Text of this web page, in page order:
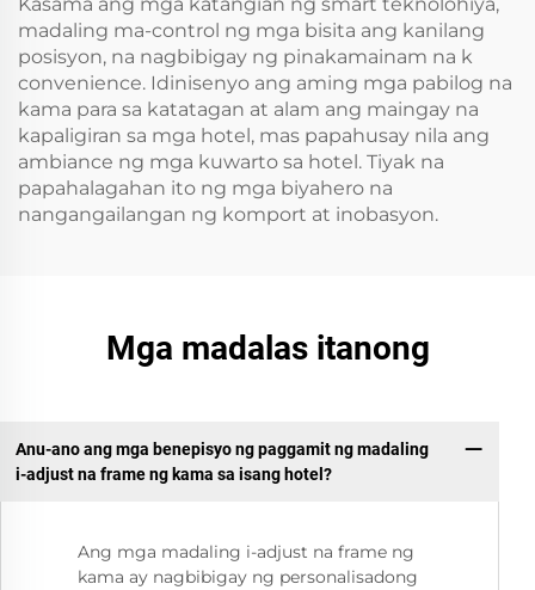
madaling ma-control ng mga bisita ang kanilang
posisyon, na nagbibigay ng pinakamainam na k
convenience. Idinisenyo ang aming mga pabilog na
kama para sa katatagan at alam ang maingay na
kapaligiran sa mga hotel, mas papahusay nila ang
ambiance ng mga kuwarto sa hotel. Tiyak na
papahalagahan ito ng mga biyahero na
nangangailangan ng komport at inobasyon.
Mga madalas itanong
Anu-ano ang mga benepisyo ng paggamit ng madaling
i-adjust na frame ng kama sa isang hotel?
Ang mga madaling i-adjust na frame ng
kama ay nagbibigay ng personalisadong